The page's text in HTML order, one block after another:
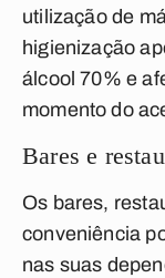
utilização de
higienização
álcool 70% e
momento do
Bares e
Os bares,
conveniência
nas suas